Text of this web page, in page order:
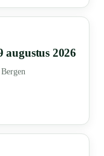
augustus 2026